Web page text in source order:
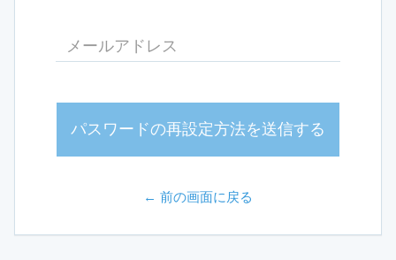
パスワードの再設定方法を送信する
← 前の画面に戻る